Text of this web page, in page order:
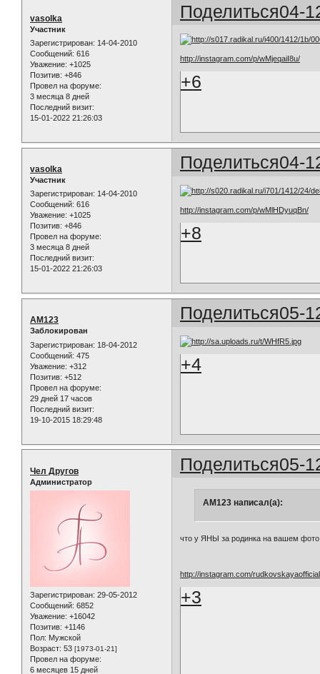
Поделиться04-
vasolka
Участник
Зарегистрирован: 14-04-2010
Сообщений: 616
Уважение: +1025
Позитив: +846
Провел на форуме:
3 месяца 8 дней
Последний визит:
15-01-2022 21:26:03
http://instagram.com/p/wMjeqaiI8u/
+6
Поделиться04-
vasolka
Участник
Зарегистрирован: 14-04-2010
Сообщений: 616
Уважение: +1025
Позитив: +846
Провел на форуме:
3 месяца 8 дней
Последний визит:
15-01-2022 21:26:03
http://instagram.com/p/wMlHDyuqBn/
+8
Поделиться05-
AM123
Заблокирован
Зарегистрирован: 18-04-2012
Сообщений: 475
Уважение: +312
Позитив: +512
Провел на форуме:
29 дней 17 часов
Последний визит:
19-10-2015 18:29:48
+4
Поделиться05-
Чел Другов
Администратор
Зарегистрирован: 29-05-2012
Сообщений: 6852
Уважение: +16042
Позитив: +1146
Пол: Мужской
Возраст: 53 [1973-01-21]
Провел на форуме:
6 месяцев 15 дней
AM123 написал(а):
что у ЯНЫ за родинка на вашем
http://instagram.com/rudkovskayaofficial
+3